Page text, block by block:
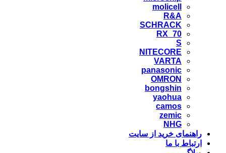
molicell
R&A
SCHRACK
RX_70
S
NITECORE
VARTA
panasonic
OMRON
bongshin
yaohua
camos
zemic
NHG
راهنمای خرید از سایت
ارتباط با ما